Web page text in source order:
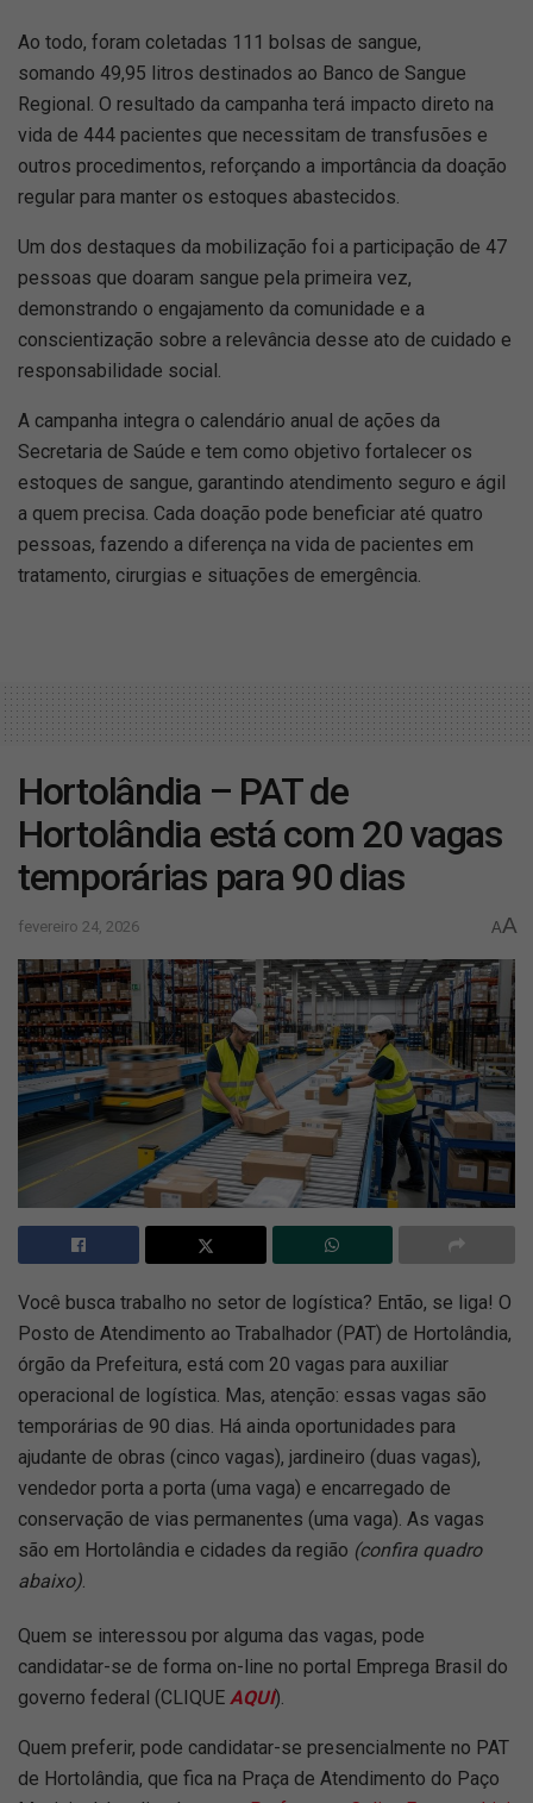
Ao todo, foram coletadas 111 bolsas de sangue,
somando 49,95 litros destinados ao Banco de Sangue
Regional. O resultado da campanha terá impacto direto na
vida de 444 pacientes que necessitam de transfusões e
outros procedimentos, reforçando a importância da doação
regular para manter os estoques abastecidos.
Um dos destaques da mobilização foi a participação de 47
pessoas que doaram sangue pela primeira vez,
demonstrando o engajamento da comunidade e a
conscientização sobre a relevância desse ato de cuidado e
responsabilidade social.
A campanha integra o calendário anual de ações da
Secretaria de Saúde e tem como objetivo fortalecer os
estoques de sangue, garantindo atendimento seguro e ágil
a quem precisa. Cada doação pode beneficiar até quatro
pessoas, fazendo a diferença na vida de pacientes em
tratamento, cirurgias e situações de emergência.
Hortolândia – PAT de
Hortolândia está com 20 vagas
temporárias para 90 dias
fevereiro 24, 2026 AA
Você busca trabalho no setor de logística? Então, se liga! O
Posto de Atendimento ao Trabalhador (PAT) de Hortolândia,
órgão da Prefeitura, está com 20 vagas para auxiliar
operacional de logística. Mas, atenção: essas vagas são
temporárias de 90 dias. Há ainda oportunidades para
ajudante de obras (cinco vagas), jardineiro (duas vagas),
vendedor porta a porta (uma vaga) e encarregado de
conservação de vias permanentes (uma vaga). As vagas
são em Hortolândia e cidades da região (confira quadro
abaixo)
Quem se interessou por alguma das vagas, pode
candidatar-se de forma on-line no portal Emprega Brasil do
governo federal (CLIQUE AQUI).
Quem preferir, pode candidatar-se presencialmente no PAT
de Hortolândia, que fica na Praça de Atendimento do Paço